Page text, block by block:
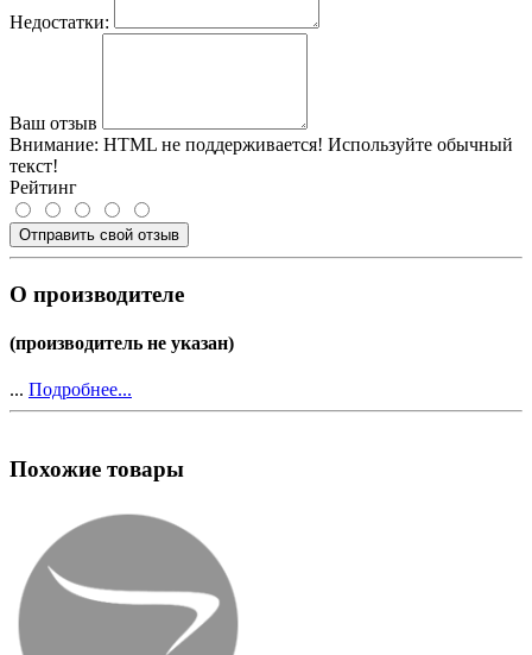
Недостатки:
Ваш отзыв
Внимание: HTML не поддерживается! Используйте обычный
текст!
Рейтинг
Отправить свой отзыв
О производителе
(производитель не указан)
... Подробнее...
Похожие товары